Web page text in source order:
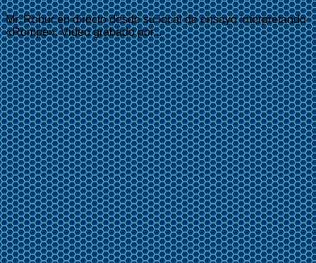
Mr. Robur en directo desde su local de ensayo interpretando
«Rompe». Video grabado por...